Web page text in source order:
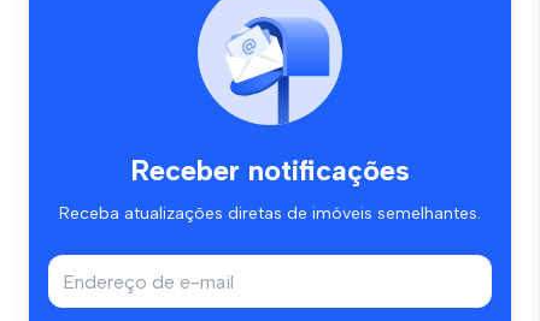
Receber notificações
Receba atualizações diretas de imóveis semelhantes.